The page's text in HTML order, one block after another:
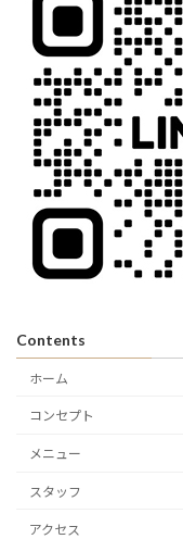
Contents
ホーム
コンセプト
メニュー
スタッフ
アクセス